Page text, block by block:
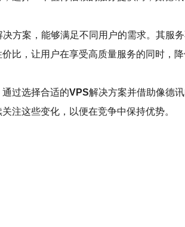
决方案，能够满足不同用户的需求。其服
比，让用户在享受高质量服务的同时，降
过选择合适的VPS解决方案并借助像德
注这些变化，以便在竞争中保持优势。